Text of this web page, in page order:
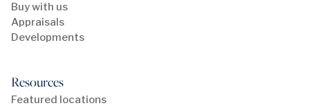
Buy with us
Appraisals
Developments
Resources
Featured locations